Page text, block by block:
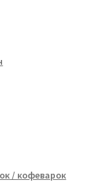
/ кофеварок